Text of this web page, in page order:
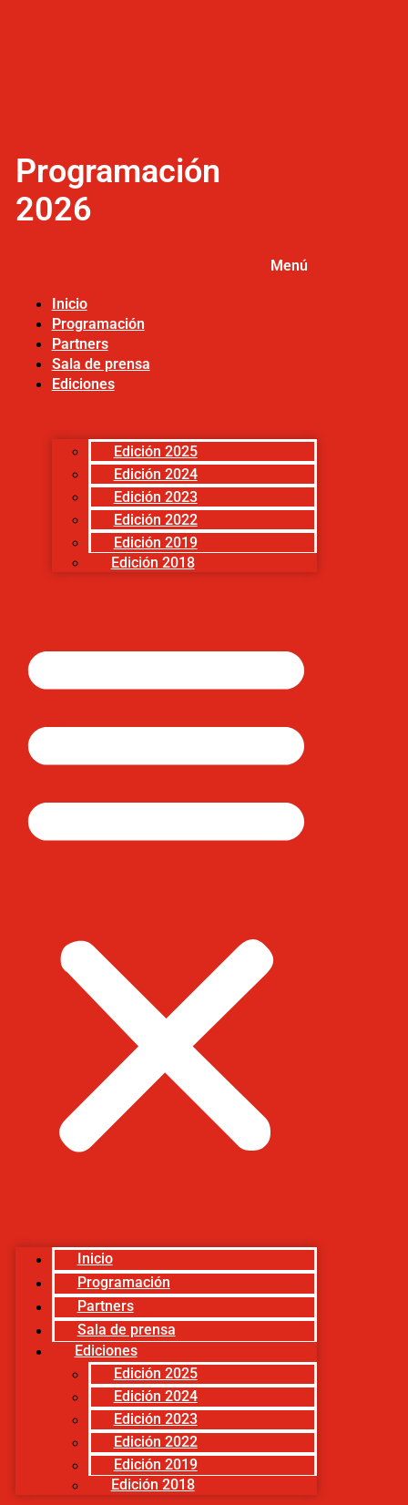
Programación
2026
Menú
Inicio
Programación
Partners
Sala de prensa
Ediciones
Edición 2025
Edición 2024
Edición 2023
Edición 2022
Edición 2019
Edición 2018
Inicio
Programación
Partners
Sala de prensa
Ediciones
Edición 2025
Edición 2024
Edición 2023
Edición 2022
Edición 2019
Edición 2018